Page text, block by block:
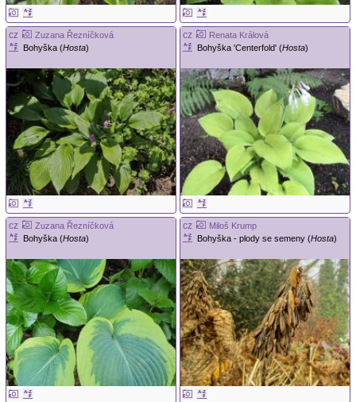
cz
Zuzana Řezníčková
Bohyška (Hosta)
cz
Renata Králová
Bohyška 'Centerfold' (Hosta)
cz
Zuzana Řezníčková
Bohyška (Hosta)
cz
Miloš Krump
Bohyška - plody se semeny (Hosta)